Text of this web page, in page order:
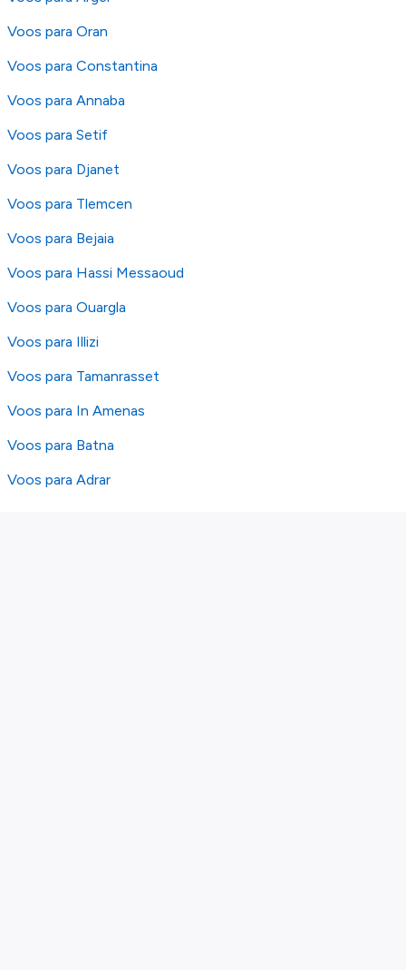
os nossos
Voos para Oran
Voos para Constantina
Voos para Annaba
Voos para Setif
Voos para Djanet
Voos para Tlemcen
Voos para Bejaia
Voos para Hassi Messaoud
Voos para Ouargla
Voos para Illizi
Voos para Tamanrasset
Voos para In Amenas
Voos para Batna
Voos para Adrar